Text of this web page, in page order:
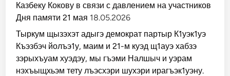
Казбеку Кокову в связи с давлением на участников
Дня памяти 21 мая 18.05.2026
Тыркум щызэхэт адыгэ демократ партыр К1уэк1уэ
Къэзбэч йолъэ1у, маим и 21-м куэд щ1ауэ хабзэ
зэрыхъуам хуэдэу, мы гъэми Налшыч и уэрам
нэхъыщхьэм тету лъэсхэри шухэри ирагъэк1уэну.